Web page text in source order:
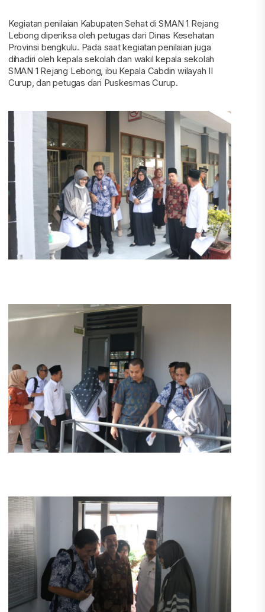
Kegiatan penilaian Kabupaten Sehat di SMAN 1 Rejang
Lebong diperiksa oleh petugas dari Dinas Kesehatan
Provinsi bengkulu. Pada saat kegiatan penilaian juga
dihadiri oleh kepala sekolah dan wakil kepala sekolah
SMAN 1 Rejang Lebong, ibu Kepala Cabdin wilayah II
Curup, dan petugas dari Puskesmas Curup.